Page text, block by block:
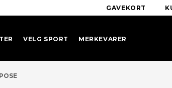
GAVEKORT
VELG SPORT MERKEVARER